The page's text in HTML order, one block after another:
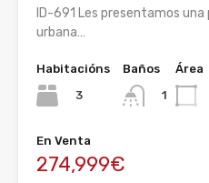
ID-691 Les presentamos
urbana…
Habitacións
3
Baños
1
Área
En Venta
274,999€